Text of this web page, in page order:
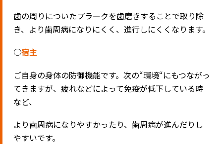
歯の周りについたプラークを歯磨きすることで取り除
き、より歯周病になりにくく、進行しにくくなります。
○宿主
ご自身の身体の防御機能です。次の“環境“にもつながっ
てきますが、疲れなどによって免疫が低下している時
など、
より歯周病になりやすかったり、歯周病が進んだりし
やすいです。